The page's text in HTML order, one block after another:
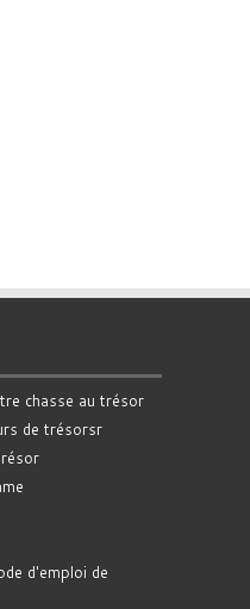
chasse au trésor
de trésorsr
d'emploi de